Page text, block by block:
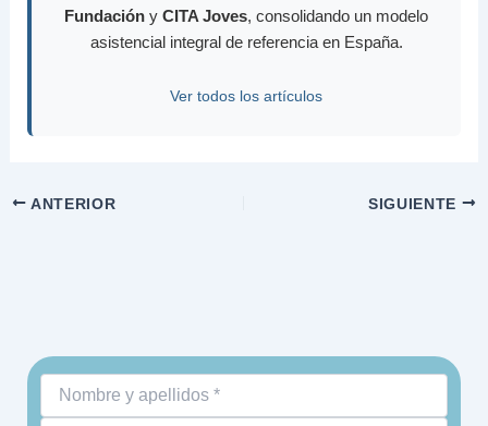
Fundación y CITA Joves, consolidando un modelo
asistencial integral de referencia en España.
Ver todos los artículos
ANTERIOR SIGUIENTE